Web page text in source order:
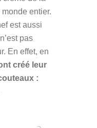
entier.
est aussi
pas
En effet, en
créé leur
: